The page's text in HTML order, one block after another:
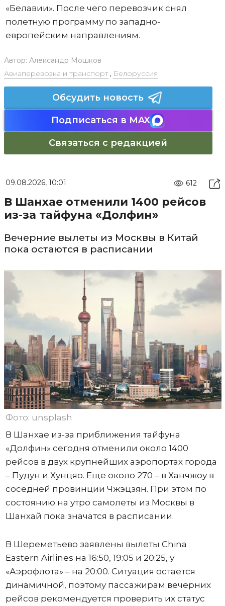
«Белавии». После чего перевозчик снял
полетную программу по западно-
европейским направлениям.
Автор: Александр Мошков
Авиаперевозка и транспорт, Белоруссия
Обсудить новость
Подписаться в MAX
Связаться с редакцией
09.08.2026, 10:01 612
В Шанхае отменили 1400 рейсов
из-за тайфуна «Долфин»
Вечерние вылеты из Москвы в Китай
пока остаются в расписании
Фото: unsplash
В Шанхае из-за приближения тайфуна
«Долфин» сегодня отменили около 1400
рейсов в двух крупнейших аэропортах города
– Пудун и Хунцяо. Еще около 270 – в Ханчжоу в
соседней провинции Чжэцзян. При этом по
состоянию на утро самолеты из Москвы в
Шанхай пока значатся в расписании.
В Шереметьево заявлены вылеты China
Eastern Airlines на 16:50, 19:05 и 20:25, у
«Аэрофлота» – на 20:00. Ситуация остается
динамичной, поэтому пассажирам вечерних
рейсов рекомендуется проверить их статус